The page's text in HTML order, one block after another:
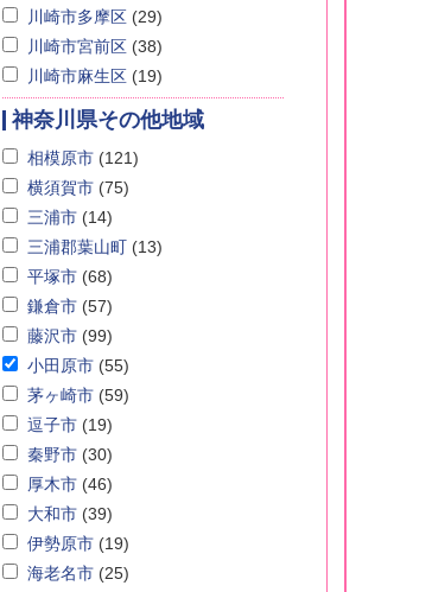
川崎市多摩区 (29)
川崎市宮前区 (38)
川崎市麻生区 (19)
神奈川県その他地域
相模原市 (121)
横須賀市 (75)
三浦市 (14)
三浦郡葉山町 (13)
平塚市 (68)
鎌倉市 (57)
藤沢市 (99)
小田原市 (55)
茅ヶ崎市 (59)
逗子市 (19)
秦野市 (30)
厚木市 (46)
大和市 (39)
伊勢原市 (19)
海老名市 (25)